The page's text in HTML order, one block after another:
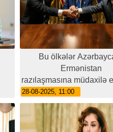
Bu ölkələr
Ermənistan
razılaşmasına müdaxilə
28-08-2025, 11:00